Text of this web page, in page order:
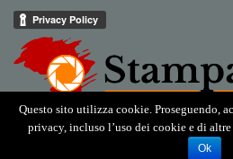
Questo sito utilizza cookie. Proseguendo,
privacy, incluso l’uso dei cookie e di
Ok